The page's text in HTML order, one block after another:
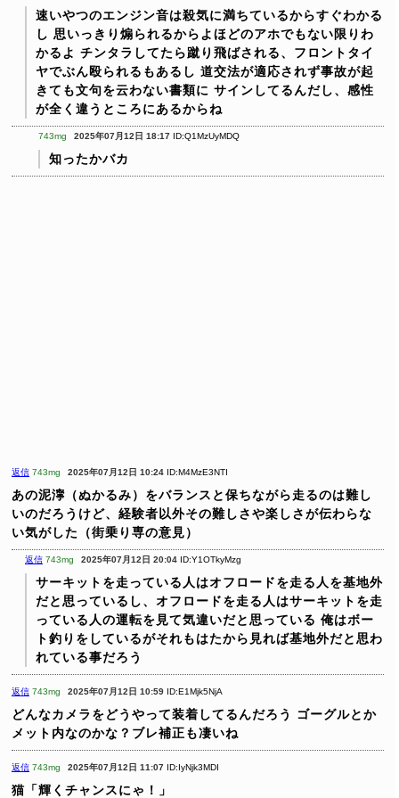
速いやつのエンジン音は殺気に満ちているからすぐわかる
し 思いっきり煽られるからよほどのアホでもない限りわ
かるよ チンタラしてたら蹴り飛ばされる、フロントタイ
ヤでぶん殴られるもあるし 道交法が適応されず事故が起
きても文句を云わない書類に サインしてるんだし、感性
が全く違うところにあるからね
743mg 2025年07月12日 18:17 ID:Q1MzUyMDQ
知ったかバカ
返信 743mg 2025年07月12日 10:24 ID:M4MzE3NTI
あの泥濘（ぬかるみ）をバランスと保ちながら走るのは難し
いのだろうけど、経験者以外その難しさや楽しさが伝わらな
い気がした（街乗り専の意見）
返信 743mg 2025年07月12日 20:04 ID:Y1OTkyMzg
サーキットを走っている人はオフロードを走る人を基地外
だと思っているし、オフロードを走る人はサーキットを走
っている人の運転を見て気違いだと思っている 俺はボー
ト釣りをしているがそれもはたから見れば基地外だと思わ
れている事だろう
返信 743mg 2025年07月12日 10:59 ID:E1Mjk5NjA
どんなカメラをどうやって装着してるんだろう
ゴーグルとか
メット内なのかな？ブレ補正も凄いね
返信 743mg 2025年07月12日 11:07 ID:IyNjk3MDI
猫「輝くチャンスにゃ！」